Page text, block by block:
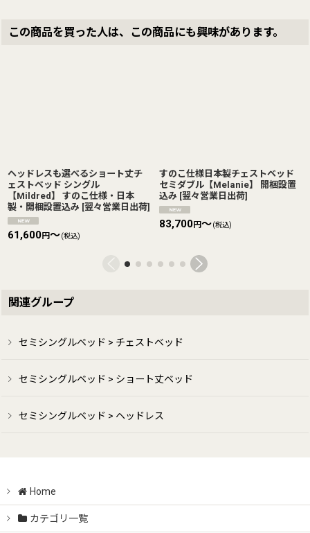
この商品を買った人は、この商品にも興味があります。
ヘッドレスも選べるショート丈チ
ェストベッド シングル
【Mildred】 すのこ仕様・日本
製・開梱設置込み [翌々営業日出荷]
61,600円～(税込)
すのこ仕様日本製チェストベッド
セミダブル【Melanie】 開梱設置
込み [翌々営業日出荷]
83,700円～(税込)
関連グループ
セミシングルベッド > チェストベッド
セミシングルベッド > ショート丈ベッド
セミシングルベッド > ヘッドレス
Home
カテゴリ一覧